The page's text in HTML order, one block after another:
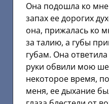
Она подошла ко
запах ее дорогих
она, прижалась ко
за талию, а губы
губам. Она
руки обвили мою
некоторое время,
меня, ее дыхание